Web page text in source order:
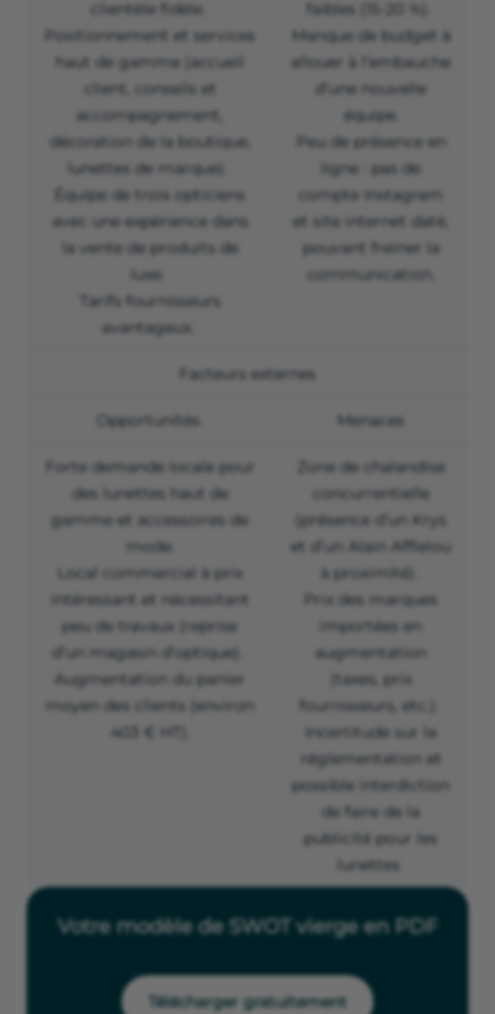
clientèle fidèle.
Positionnement et services
haut de gamme (accueil
client, conseils et
accompagnement,
décoration de la boutique,
lunettes de marque).
Équipe de trois opticiens
avec une expérience dans
la vente de produits de
luxe.
Tarifs fournisseurs
avantageux.
faibles (15-20 %).
Manque de budget à
allouer à l’embauche
d’une nouvelle
équipe.
Peu de présence en
ligne : pas de
compte Instagram
et site internet daté,
pouvant freiner la
communication.
Facteurs externes
Opportunités Menaces
Forte demande locale pour
des lunettes haut de
gamme et accessoires de
mode.
Local commercial à prix
intéressant et nécessitant
peu de travaux (reprise
d’un magasin d’optique).
Augmentation du panier
moyen des clients (environ
403 € HT).
Zone de chalandise
concurrentielle
(présence d’un Krys
et d’un Alain Afflelou
à proximité).
Prix des marques
importées en
augmentation
(taxes, prix
fournisseurs, etc.).
Incertitude sur la
réglementation et
possible interdiction
de faire de la
publicité pour les
lunettes
Votre modèle de SWOT vierge en PDF
Télécharger gratuitement